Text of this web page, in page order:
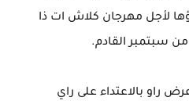
لأجل مهرجان كلاش ات ذا
سبتمبر القادم.
راو بالاعتداء على راي